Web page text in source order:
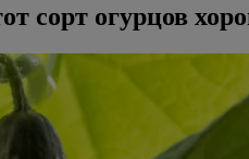
сорт огурцов